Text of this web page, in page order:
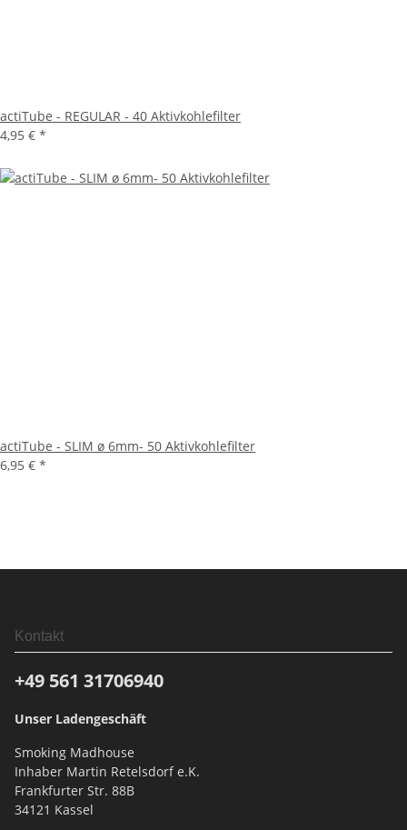
actiTube - REGULAR - 40 Aktivkohlefilter
4,95 € *
actiTube - SLIM ø 6mm- 50 Aktivkohlefilter
6,95 € *
Kontakt
+49 561 31706940
Unser Ladengeschäft
Smoking Madhouse
Inhaber Martin Retelsdorf e.K.
Frankfurter Str. 88B
34121 Kassel